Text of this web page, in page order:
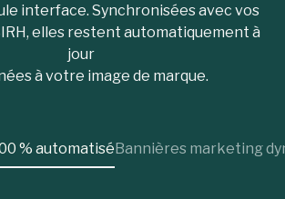
interface. Synchronisées avec vos
elles restent automatiquement à
jour
à votre image de marque.
% automatiséBannières marketing